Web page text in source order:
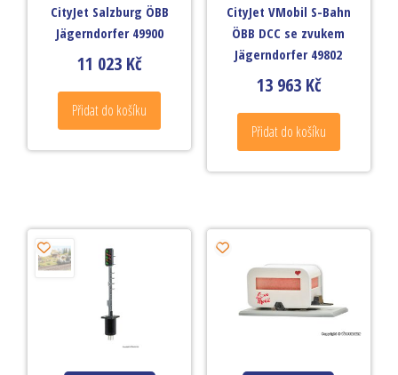
CityJet Salzburg ÖBB
Jägerndorfer 49900
11 023 Kč
Přidat do košíku
CityJet VMobil S-Bahn
ÖBB DCC se zvukem
Jägerndorfer 49802
13 963 Kč
Přidat do košíku